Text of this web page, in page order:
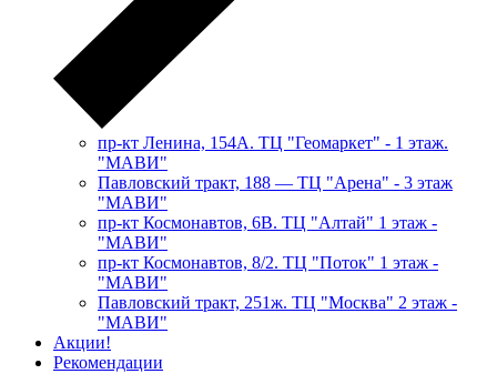
пр-кт Ленина, 154А. ТЦ "Геомаркет" - 1 этаж.
"МАВИ"
​Павловский тракт, 188 — ТЦ "Арена" - 3 этаж
"МАВИ"
пр-кт Космонавтов, 6В. ТЦ "Алтай" 1 этаж -
"МАВИ"
пр-кт Космонавтов, 8/2. ТЦ "Поток" 1 этаж -
"МАВИ"
Павловский тракт, 251ж. ТЦ "Москва" 2 этаж -
"МАВИ"
Акции!
Рекомендации